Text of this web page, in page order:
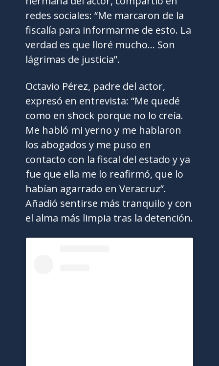
redes sociales: “Me marcaron de la
fiscalía para informarme de esto. La
verdad es que lloré mucho… Son
lágrimas de justicia”.
Octavio Pérez, padre del actor,
expresó en entrevista: “Me quedé
como en shock porque no lo creía.
Me habló mi yerno y me hablaron
los abogados y me puso en
contacto con la fiscal del estado y ya
fue que ella me lo reafirmó, que lo
habían agarrado en Veracruz”.
Añadió sentirse más tranquilo y con
el alma más limpia tras la detención.